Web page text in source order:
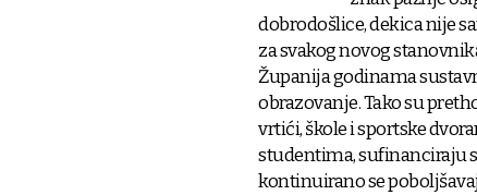
dobrodošlice, dekica nije
za svakog novog
Županija godinama
obrazovanje. Tako su
vrtići, škole i sportske
studentima, sufinanciraju
kontinuirano se